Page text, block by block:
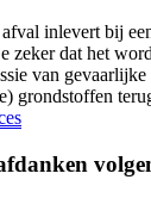
inlevert bij
zeker dat het
van
grondstoffen